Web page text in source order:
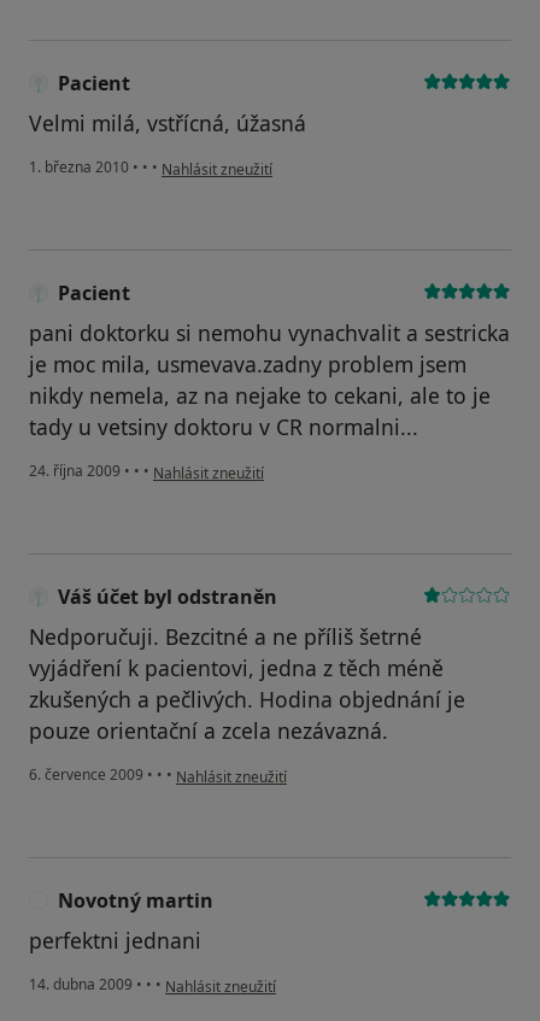
Pacient
Velmi milá, vstřícná, úžasná
1. března 2010 • • • podle názoru uživatele Pacient
Nahlásit zneužití
Pacient
pani doktorku si nemohu vynachvalit a sestricka
je moc mila, usmevava.zadny problem jsem
nikdy nemela, az na nejake to cekani, ale to je
tady u vetsiny doktoru v CR normalni...
24. října 2009 • • • podle názoru uživatele Pacient
Nahlásit zneužití
Váš účet byl odstraněn
Nedporučuji. Bezcitné a ne příliš šetrné
vyjádření k pacientovi, jedna z těch méně
zkušených a pečlivých. Hodina objednání je
pouze orientační a zcela nezávazná.
6. července 2009 • • • podle názoru uživatele Váš účet byl odstraněn
Nahlásit zneužití
Novotný martin
perfektni jednani
14. dubna 2009 • • • podle názoru uživatele Novotný martin
Nahlásit zneužití